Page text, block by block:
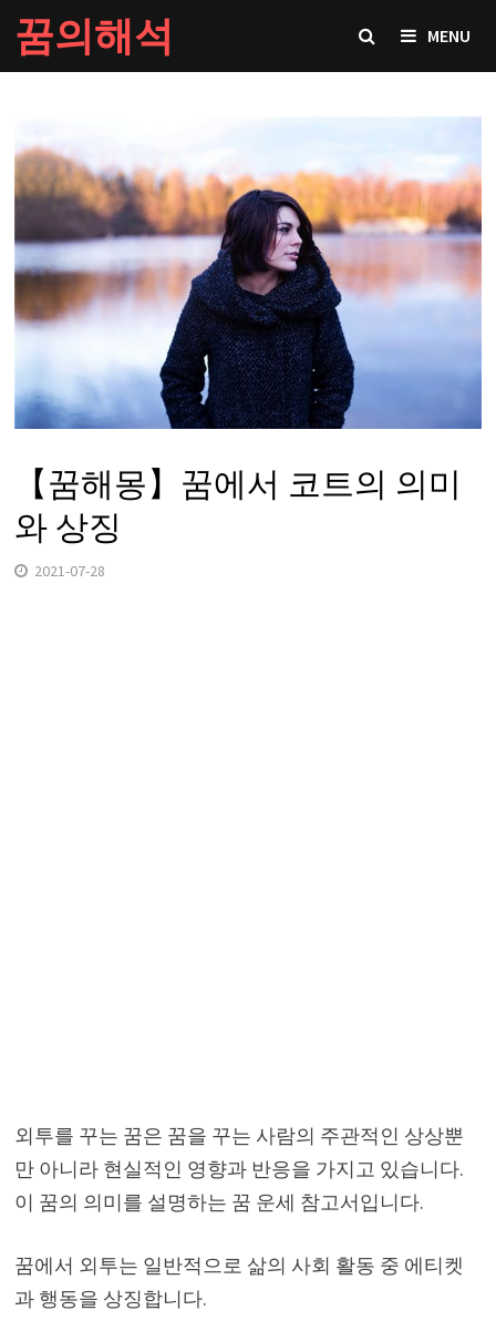
Skip
to
content
꿈의해석 MENU
【꿈해몽】꿈에서 코트의 의미
와 상징
2021-07-28
외투를 꾸는 꿈은 꿈을 꾸는 사람의 주관적인 상상뿐
만 아니라 현실적인 영향과 반응을 가지고 있습니다.
이 꿈의 의미를 설명하는 꿈 운세 참고서입니다.
꿈에서 외투는 일반적으로 삶의 사회 활동 중 에티켓
과 행동을 상징합니다.